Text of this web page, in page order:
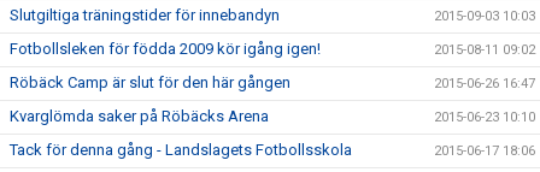
Slutgiltiga träningstider för innebandyn 2015-09-03 10:03
Fotbollsleken för födda 2009 kör igång igen! 2015-08-11 09:02
Röbäck Camp är slut för den här gången 2015-06-26 16:47
Kvarglömda saker på Röbäcks Arena 2015-06-23 10:10
Tack för denna gång - Landslagets Fotbollsskola 2015-06-17 18:06